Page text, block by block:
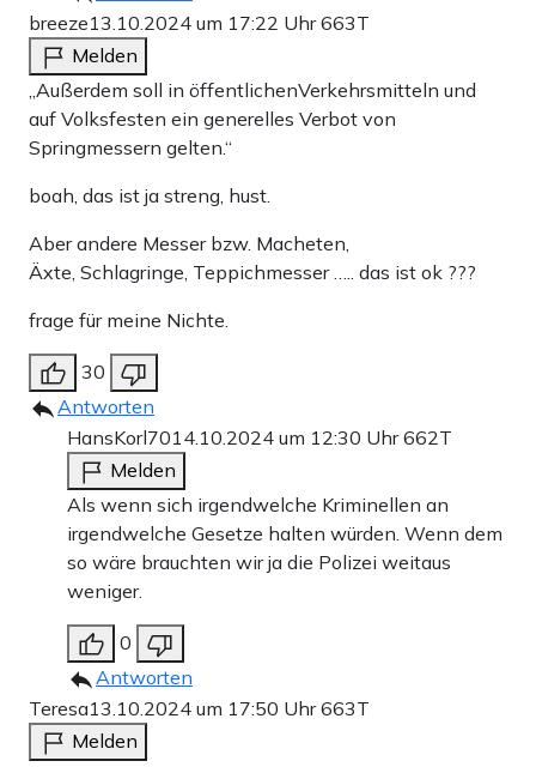
breeze13.10.2024 um 17:22 Uhr663T
Melden
„Außerdem soll in öffentlichenVerkehrsmitteln und
auf Volksfesten ein generelles Verbot von
Springmessern gelten.“
boah, das ist ja streng, hust.
Aber andere Messer bzw. Macheten,
Äxte, Schlagringe, Teppichmesser ….. das ist ok ???
frage für meine Nichte.
30
Antworten
HansKorl7014.10.2024 um 12:30 Uhr662T
Melden
Als wenn sich irgendwelche Kriminellen an
irgendwelche Gesetze halten würden. Wenn dem
so wäre brauchten wir ja die Polizei weitaus
weniger.
0
Antworten
Teresa13.10.2024 um 17:50 Uhr663T
Melden